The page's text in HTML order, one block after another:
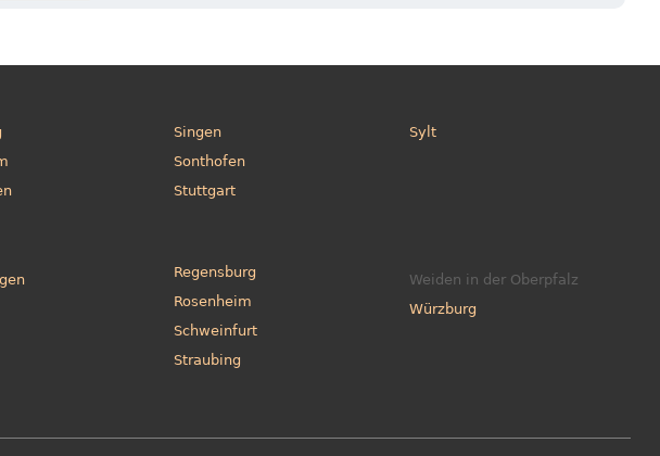
Singen
Sonthofen
Stuttgart
Sylt
Regensburg
Rosenheim
Schweinfurt
Straubing
Weiden in der Oberpfalz
Würzburg